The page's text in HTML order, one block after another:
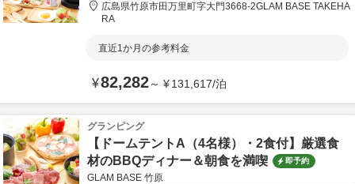
広島県竹原市田万里町字大門3668-2GLAM BASE TAKEHA
RA
直近1か月の参考料金
¥82,282～ ¥131,617/泊
グランピング
【ドームテントA（4名様）・2食付】厳選食
材のBBQディナー＆朝食を満喫
即予約
GLAM BASE 竹原